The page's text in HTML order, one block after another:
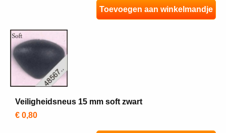
Toevoegen aan winkelmandje
Veiligheidsneus 15 mm soft zwart
€ 0,80